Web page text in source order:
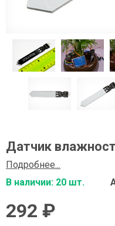
Датчик
Подробнее...
В наличии: 20 шт.
292 ₽